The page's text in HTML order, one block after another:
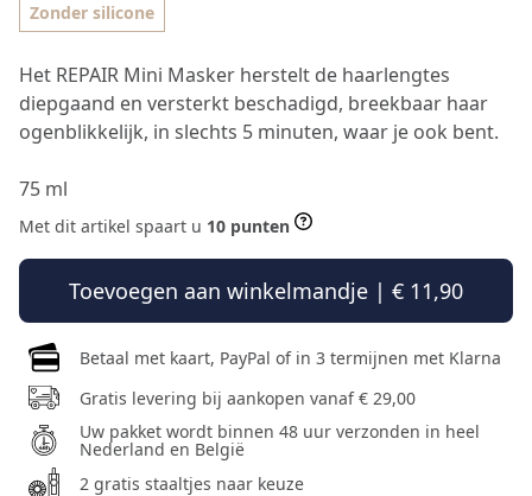
Zonder silicone
Het REPAIR Mini Masker herstelt de haarlengtes
diepgaand en versterkt beschadigd, breekbaar haar
ogenblikkelijk, in slechts 5 minuten, waar je ook bent.
75 ml
Met dit artikel spaart u 10 punten
Toevoegen aan winkelmandje | € 11,90
Betaal met kaart, PayPal of in 3 termijnen met Klarna
Gratis levering bij aankopen vanaf € 29,00
Uw pakket wordt binnen 48 uur verzonden in heel
Nederland en België
2 gratis staaltjes naar keuze